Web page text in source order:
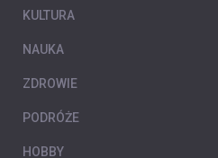
KULTURA
NAUKA
ZDROWIE
PODRÓŻE
HOBBY